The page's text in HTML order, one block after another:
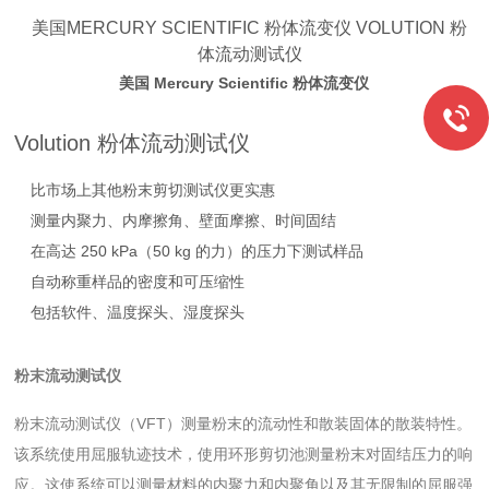
美国MERCURY SCIENTIFIC 粉体流变仪 VOLUTION 粉
体流动测试仪
美国 Mercury Scientific 粉体流变仪
Volution 粉体流动测试仪
比市场上其他粉末剪切测试仪更实惠
测量内聚力、内摩擦角、壁面摩擦、时间固结
在高达 250 kPa（50 kg 的力）的压力下测试样品
自动称重样品的密度和可压缩性
包括软件、温度探头、湿度探头
粉末流动测试仪
粉末流动测试仪（VFT）测量粉末的流动性和散装固体的散装特性。
该系统使用屈服轨迹技术，使用环形剪切池测量粉末对固结压力的响
应。这使系统可以测量材料的内聚力和内聚角以及其无限制的屈服强